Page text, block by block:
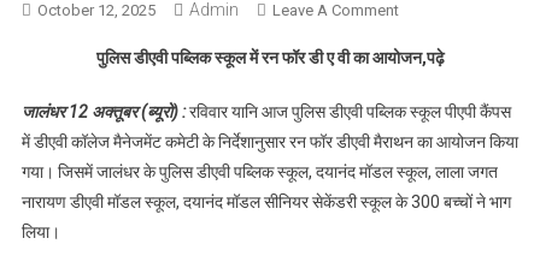
October 12, 2025 Admin Leave A CommentOn पुलिस डीएवी पब्लिक
का आयोजन,पढ़े
पुलिस डीएवी पब्लिक स्कूल में रन फॉर डी ए वी का आयोजन,पढ़े
जालंधर 12 अक्तूबर (ब्यूरो) :रविवार यानि आज पुलिस डीएवी पब्लिक स्कूल पीएपी कैंपस
में डीएवी कॉलेज मैनेजमेंट कमेटी के निर्देशानुसार रन फॉर डीएवी मैराथन का आयोजन किया
गया। जिसमें जालंधर के पुलिस डीएवी पब्लिक स्कूल, दयानंद मॉडल स्कूल, लाला जगत
नारायण डीएवी मॉडल स्कूल, दयानंद मॉडल सीनियर सेकेंडरी स्कूल के 300 बच्चों ने भाग
लिया।